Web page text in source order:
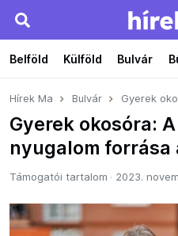
Belföld Külföld Bulvár
Hírek Ma Bulvár Gyerek okosóra:
Gyerek okosóra:
nyugalom forrása
Támogatói tartalom 2023.